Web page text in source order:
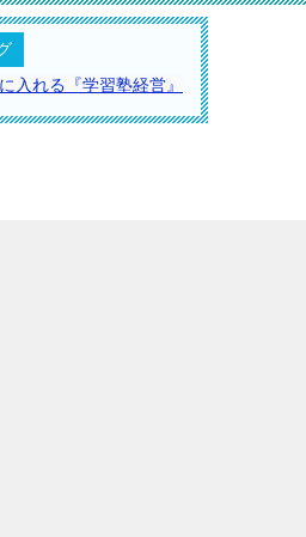
入れる『学習塾経営』